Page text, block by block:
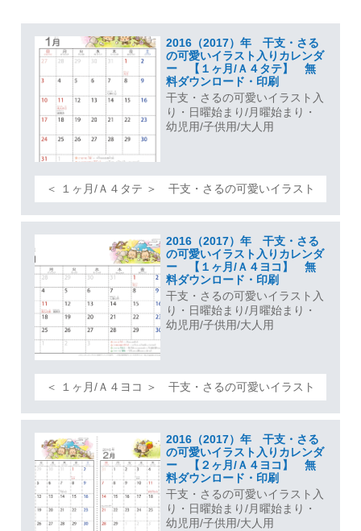
2016（2017）年 干支・さる
の可愛いイラスト入りカレンダ
ー 【１ヶ月/Ａ４タテ】 無
料ダウンロード・印刷
干支・さるの可愛いイラスト入
り・日曜始まり/月曜始まり・
幼児用/子供用/大人用
＜ １ヶ月/Ａ４タテ ＞ 干支・さるの可愛いイラスト
2016（2017）年 干支・さる
の可愛いイラスト入りカレンダ
ー 【１ヶ月/Ａ４ヨコ】 無
料ダウンロード・印刷
干支・さるの可愛いイラスト入
り・日曜始まり/月曜始まり・
幼児用/子供用/大人用
＜ １ヶ月/Ａ４ヨコ ＞ 干支・さるの可愛いイラスト
2016（2017）年 干支・さる
の可愛いイラスト入りカレンダ
ー 【２ヶ月/Ａ４ヨコ】 無
料ダウンロード・印刷
干支・さるの可愛いイラスト入
り・日曜始まり/月曜始まり・
幼児用/子供用/大人用